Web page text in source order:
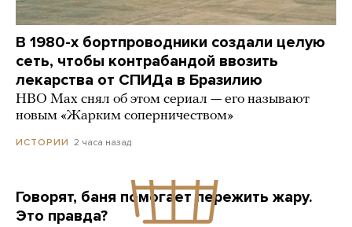
В 1980-х бортпроводники создали целую
сеть, чтобы контрабандой ввозить
лекарства от СПИДа в Бразилию
HBO Max снял об этом сериал — его называют
новым «Жарким соперничеством»
ИСТОРИИ 2 часа назад
Говорят, баня помогает пережить жару.
Это правда?